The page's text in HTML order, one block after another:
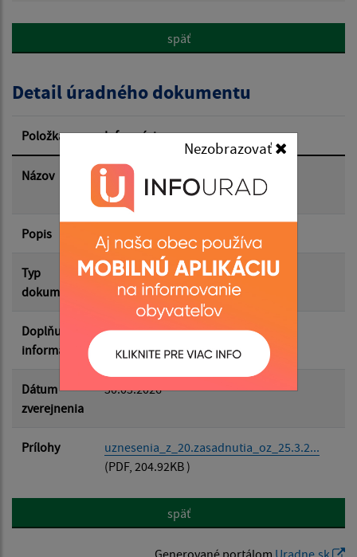
Nezobrazovať
Popis:
Dátum zverejnenia od:
Dátum zverejnenia do:
Filtrovať
späť
Detail úradného dokumentu
Položka Informácia
Názov
Uznesenia z 20.zasadnutia OZ dňa
25.3.2026
Popis
Typ
dokumentu
Zasadnutia OZ
Doplňujúce
informácie
Dátum
zverejnenia
30.03.2026
Prílohy
uznesenia_z_20.zasadnutia_oz_25.3.2...
(PDF, 204.92KB )
späť
Generované portálom Uradne.sk